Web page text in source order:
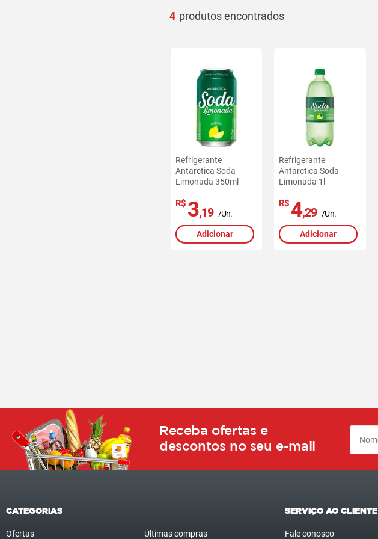
4
Refrigerante
Antarctica Soda
Limonada 350ml
R$ 3,19 /Un.
Adicionar
Refrigerante
Antarctica Soda
Limonada 1l
R$ 4,29 /Un.
Adicionar
Receba ofertas e
descontos no seu e-mail
CATEGORIAS
Ofertas Últimas compras
SERVIÇO AO CLIENTE
Fale conosco